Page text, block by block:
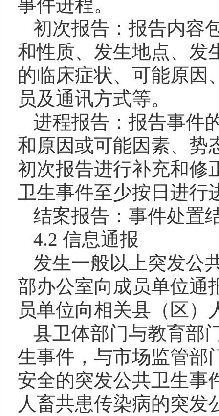
事件进程。
初次报告：报告内容
和性质、发生地点、发
的临床症状、可能原因
员及通讯方式等。
进程报告：报告事件
和原因或可能因素、势
初次报告进行补充和修
卫生事件至少按日进行
结案报告：事件处置
4.2 信息通报
发生一般以上突发公
部办公室向成员单位通
员单位向相关县（区）
县卫体部门与教育部
生事件，与市场监管部
安全的突发公共卫生事
人畜共患传染病的突发